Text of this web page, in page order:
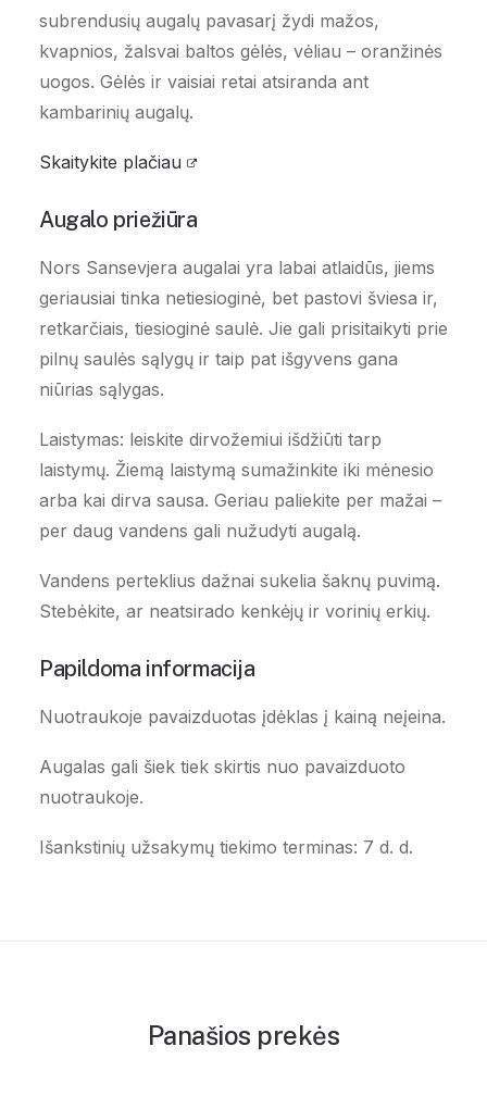
subrendusių augalų pavasarį žydi mažos,
kvapnios, žalsvai baltos gėlės, vėliau – oranžinės
uogos. Gėlės ir vaisiai retai atsiranda ant
kambarinių augalų.
Skaitykite plačiau
Augalo priežiūra
Nors Sansevjera augalai yra labai atlaidūs, jiems
geriausiai tinka netiesioginė, bet pastovi šviesa ir,
retkarčiais, tiesioginė saulė. Jie gali prisitaikyti prie
pilnų saulės sąlygų ir taip pat išgyvens gana
niūrias sąlygas.
Laistymas: leiskite dirvožemiui išdžiūti tarp
laistymų. Žiemą laistymą sumažinkite iki mėnesio
arba kai dirva sausa. Geriau paliekite per mažai –
per daug vandens gali nužudyti augalą.
Vandens perteklius dažnai sukelia šaknų puvimą.
Stebėkite, ar neatsirado kenkėjų ir vorinių erkių.
Papildoma informacija
Nuotraukoje pavaizduotas įdėklas į kainą neįeina.
Augalas gali šiek tiek skirtis nuo pavaizduoto
nuotraukoje.
Išankstinių užsakymų tiekimo terminas: 7 d. d.
Panašios prekės